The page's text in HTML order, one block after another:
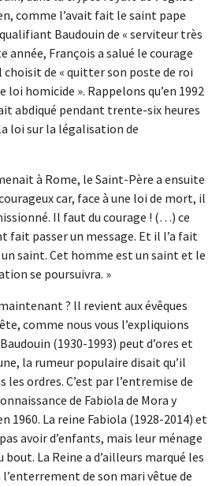
comme l’avait fait le saint pape
Baudouin de « serviteur très
année, François a salué le courage
de « quitter son poste de roi
loi homicide ». Rappelons qu’en 1992
abdiqué pendant trente-six heures
loi sur la légalisation de
à Rome, le Saint-Père a ensuite
car, face à une loi de mort, il
Il faut du courage ! (…) ce
fait passer un message. Et il l’a fait
saint. Cet homme est un saint et le
se poursuivra. »
? ll revient aux évêques
comme nous vous l’expliquions
(1930-1993) peut d’ores et
la rumeur populaire disait qu’il
ordres. C’est par l’entremise de
de Fabiola de Mora y
1960. La reine Fabiola (1928-2014) et
avoir d’enfants, mais leur ménage
bout. La Reine a d’ailleurs marqué les
de son mari vêtue de